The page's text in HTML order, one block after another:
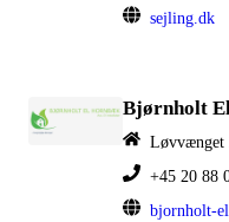
sejling.dk
Bjørnholt
Løvvænget
+45 20 88
bjornholt-